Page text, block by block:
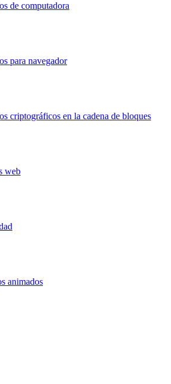
de computadora
para navegador
criptográficos en la cadena de bloques
web
animados